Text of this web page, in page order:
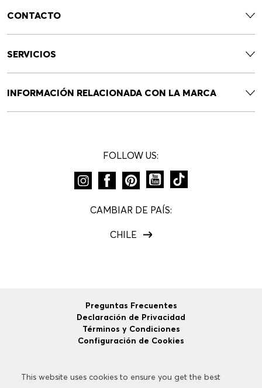
This website uses cookies to ensure you get the best
This website uses cookies to ensure you get the best
CONTACTO
SERVICIOS
INFORMACIÓN RELACIONADA CON LA MARCA
FOLLOW US:
CAMBIAR DE PAÍS:
CHILE
Preguntas Frecuentes
Declaración de Privacidad
Términos y Condiciones
Configuración de Cookies